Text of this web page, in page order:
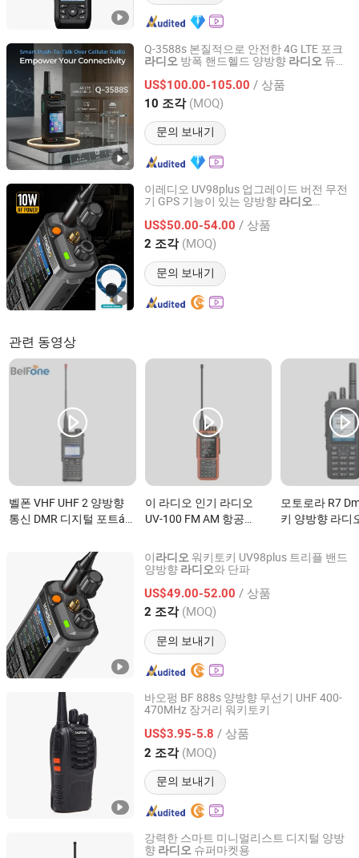
Q-3588s 본질적으로 안전한 4G LTE 포크
라디오 방폭 핸드헬드 양방향 라디오 듀얼
US$100.00-105.00 / 상품
10 조각 (MOQ)
문의 보내기
Xiamen Aisite Technology Co., Ltd
Fujian, China 이후 2026
이레디오 UV98plus 업그레이드 버전 무전
기 GPS 기능이 있는 양방향 라디오
US$50.00-54.00 / 상품
2 조각 (MOQ)
문의 보내기
Iradio Electronics Co., Ltd
Fujian, China 이후 2024
관련 동영상
벨폰 VHF UHF 2 양방향
통신 DMR 디지털 포트átil
양방향 라디오 (BF-
TD920)이(가) 무엇인가
이 라디오 인기 라디오
UV-100 FM AM 항공
오이(가) 무엇인가요?
모토로라 R7
키 양방향 라디
핸드헬드 방폭
디오이(가) 무
이라디오 워키토키 UV98plus 트리플 밴드
양방향 라디오와 단파
US$49.00-52.00 / 상품
2 조각 (MOQ)
문의 보내기
Iradio Electronics Co., Ltd
Fujian, China 이후 2024
바오펑 BF 888s 양방향 무선기 UHF 400-
470MHz 장거리 워키토키
US$3.95-5.8 / 상품
2 조각 (MOQ)
문의 보내기
Quanzhou Gubao Electronic Technology Co., Ltd.
Fujian, China 이후 2025
강력한 스마트 미니멀리스트 디지털 양방
향 라디오 슈퍼마켓용